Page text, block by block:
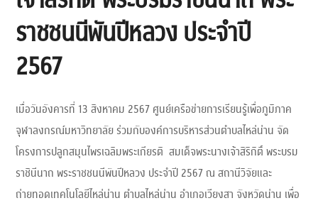
ราชชนนีพันปีหลวง ประจำปี
2567
เมื่อวันอังคารที่ 13 สิงหาคม 2567 ศูนย์เครือข่ายการเรียนรู้เพื่อภูมิภาค
จุฬาลงกรณ์มหาวิทยาลัย ร่วมกับองค์การบริหารส่วนตำบลไหล่น่าน จัด
โครงการปลูกสมุนไพรเฉลิมพระเกียรติ สมเด็จพระนางเจ้าสิริกิติ์ พระบรม
ราชินีนาถ พระราชชนนีพันปีหลวง ประจำปี 2567 ณ สถานีวิจัยและ
ถ่ายทอดเทคโนโลยีไหล่น่าน ตำบลไหล่น่าน อำเภอเวียงสา จังหวัดน่าน เพื่อ